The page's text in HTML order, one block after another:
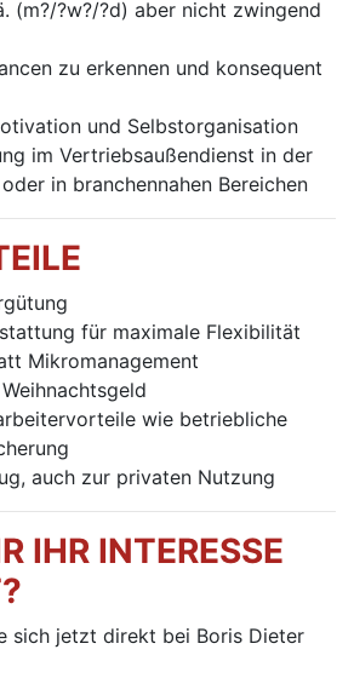
(m?/?w?/?d) aber nicht zwingend
zu erkennen und konsequent
und Selbstorganisation
im Vertriebsaußendienst in der
in branchennahen Bereichen
für maximale Flexibilität
Mikromanagement
wie betriebliche
auch zur privaten Nutzung
IHR INTERESSE
sich jetzt direkt bei Boris Dieter